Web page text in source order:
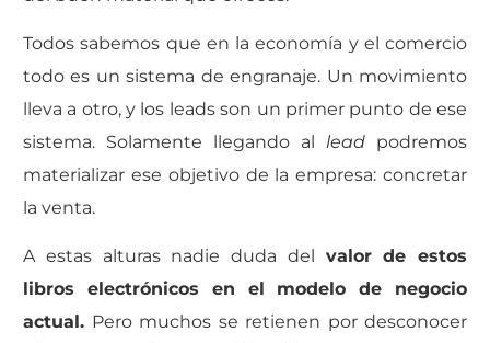
Todos sabemos que en la economía y el comercio
todo es un sistema de engranaje. Un movimiento
lleva a otro, y los leads son un primer punto de ese
sistema. Solamente llegando al lead podremos
materializar ese objetivo de la empresa: concretar
la venta.
A estas alturas nadie duda del valor de estos
libros electrónicos en el modelo de negocio
actual. Pero muchos se retienen por desconocer